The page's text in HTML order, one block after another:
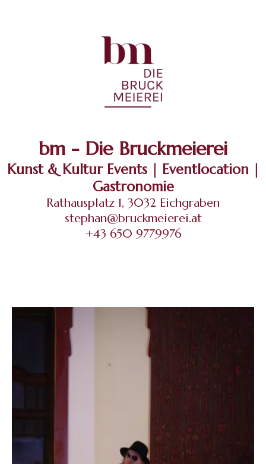
bm - Die Bruckmeierei
Kunst & Kultur Events | Eventlocation |
Gastronomie
Rathausplatz 1, 3032 Eichgraben
stephan@bruckmeierei.at
+43 650 9779976